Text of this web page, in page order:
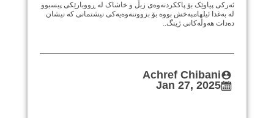
ئەرکی پیاوێک بۆ پاککردنەوەی زبڵ و خاشاک لە ڕووبارێکی پیسبوو
لە بەغدا ئیلهامبەخش بووە بۆ بزووتنەوەیەکی نیشتمانی کە نیشان
دەدات هەوڵەکانی ژینگ..
Achref Chibani
Jan 27, 2025